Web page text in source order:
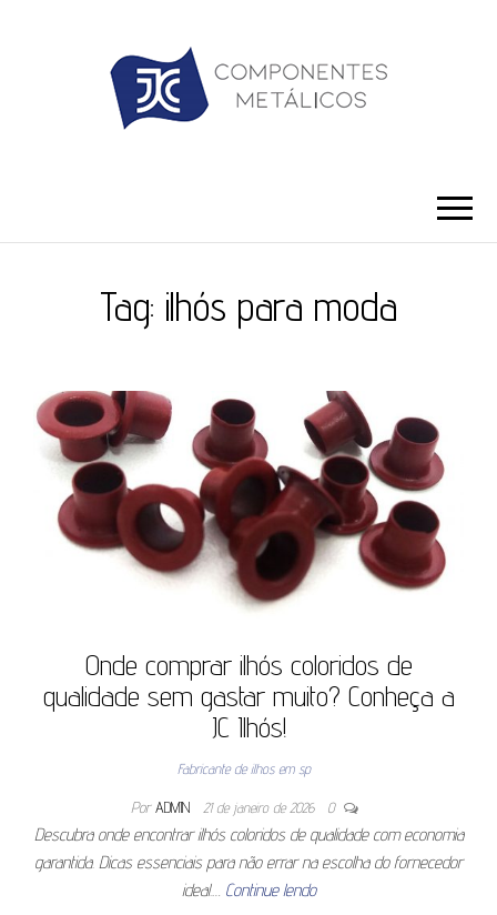
Tag: ilhós para moda
Onde comprar ilhós coloridos de
qualidade sem gastar muito? Conheça a
JC Ilhós!
Fabricante de ilhos em sp
Por ADMIN 21 de janeiro de 2026 0
Descubra onde encontrar ilhós coloridos de qualidade com economia
garantida. Dicas essenciais para não errar na escolha do fornecedor
ideal.… Continue lendo